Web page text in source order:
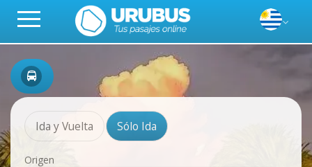
Ida y Vuelta Sólo Ida
Origen